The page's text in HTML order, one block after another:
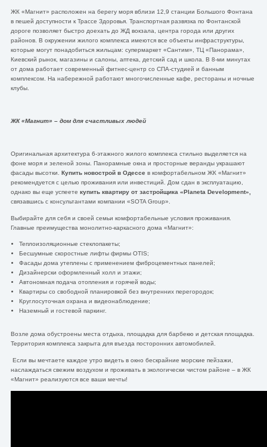
ЖК «Магнит» расположен на берегу моря вблизи 12,9 станции Большого Фонтана
в пешей доступности к Трассе Здоровья. Транспортная развязка по Фонтанской
дороге позволяет быстро доехать до ЖД вокзала, центра города или других
районов. В окружении жилого комплекса имеются все объекты инфраструктуры,
которые могут понадобиться жильцам: супермаркет «Сантим», ТЦ «Панорама»,
Киевский рынок, магазины и салоны, аптека, детский сад и школа. В 8-ми минутах
от дома работает современный фитнес-центр со СПА-студией и банным
комплексом. На набережной работают многочисленные кафе, рестораны и ночные
клубы.
ЖК «Магнит» – дом для счастливых людей
Оригинальная архитектура 6-этажного жилого комплекса стильно выделяется на
фоне моря и зеленой зоны. Панорамные окна и просторные веранды украшают
фасады высотки. Купить новострой в Одессе в комфортабельном ЖК «Магнит»
рекомендуется с целью проживания или инвестиций. Дом сдан в эксплуатацию,
однако вы еще успеете купить квартиру от застройщика «Planeta Development»,
связавшись с консультантами компании «SOTA Group».
Выбирайте для себя и своей семьи комфортабельные условия проживания.
Главные преимущества монолитно-каркасного дома «Магнит»:
Теплоизоляционные стеклопакеты;
Бесшумные скоростные лифты фирмы OTIS;
Фасады дома утеплены с применением фиброцементных панелей;
Дизайнерски оформленный холл и этажи;
Автономная подача отопления и горячей воды;
Квартиры со свободной планировкой без внутренних перегородок;
Круглосуточная охрана и видеонаблюдение;
Наземный и гостевой паркинг.
Возле дома обустроены места отдыха, площадка для барбекю и детская площадка.
Территория комплекса закрыта для въезда посторонних автомобилей.
Если вы мечтаете каждое утро видеть в окно бескрайние морские пейзажи,
наслаждаться свежим воздухом и проживать в экологически чистом районе – в ЖК
«Магнит» реализуются все ваши мечты!